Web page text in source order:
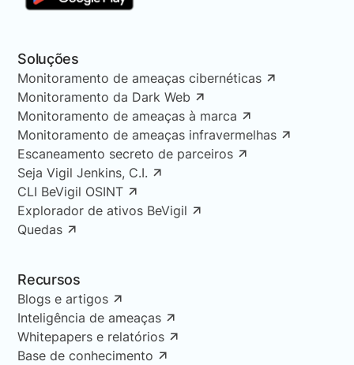
Soluções
Monitoramento de ameaças cibernéticas
Monitoramento da Dark Web
Monitoramento de ameaças à marca
Monitoramento de ameaças infravermelhas
Escaneamento secreto de parceiros
Seja Vigil Jenkins, C.I.
CLI BeVigil OSINT
Explorador de ativos BeVigil
Quedas
Recursos
Blogs e artigos
Inteligência de ameaças
Whitepapers e relatórios
Base de conhecimento